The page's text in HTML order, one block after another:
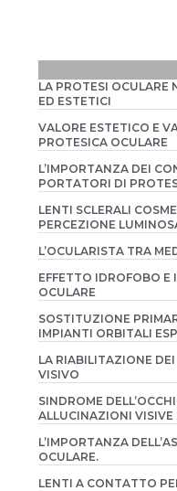
LA PROTESI OCULARE
ED ESTETICI
VALORE ESTETICO E
PROTESICA OCULARE
L’IMPORTANZA DEI
PORTATORI DI
LENTI SCLERALI
PERCEZIONE
L’OCULARISTA TRA
EFFETTO IDROFOBO E
OCULARE
SOSTITUZIONE
IMPIANTI ORBITALI
LA RIABILITAZIONE
VISIVO
SINDROME
ALLUCINAZIONI VISIVE
L’IMPORTANZA
OCULARE.
LENTI A CONTATTO